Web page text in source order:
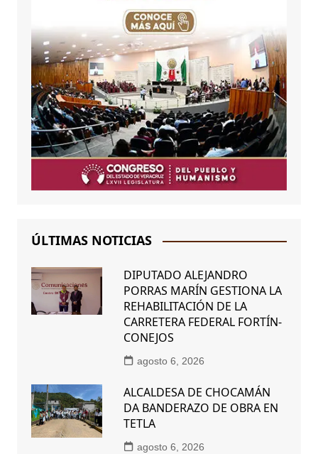
ÚLTIMAS NOTICIAS
DIPUTADO ALEJANDRO
PORRAS MARÍN GESTIONA LA
REHABILITACIÓN DE LA
CARRETERA FEDERAL FORTÍN-
CONEJOS
agosto 6, 2026
ALCALDESA DE CHOCAMÁN
DA BANDERAZO DE OBRA EN
TETLA
agosto 6, 2026